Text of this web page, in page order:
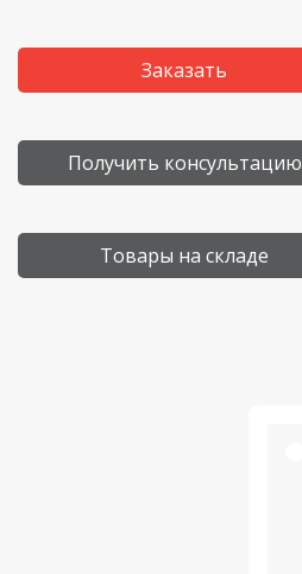
Заказать
Получить консультацию
Товары на складе